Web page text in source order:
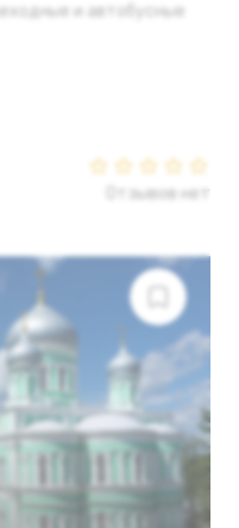
и автобусные
Отзывов нет